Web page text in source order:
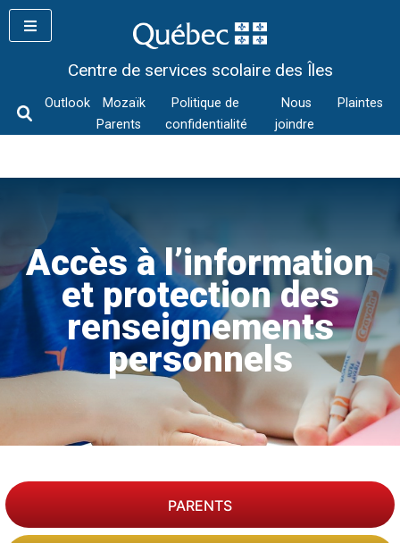
Skip
Centre de services scolaire des Îles
Outlook
Mozaïk
Parents
Politique de
confidentialité
Nous
joindre
Plaintes
Accès à l’information
et protection des
renseignements
personnels
PARENTS